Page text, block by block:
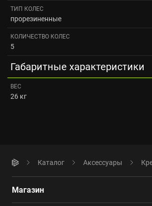
ТИП КОЛЕС
прорезиненные
КОЛИЧЕСТВО КОЛЕС
5
Габаритные характеристики
ВЕС
26 кг
Каталог Аксессуары
Магазин